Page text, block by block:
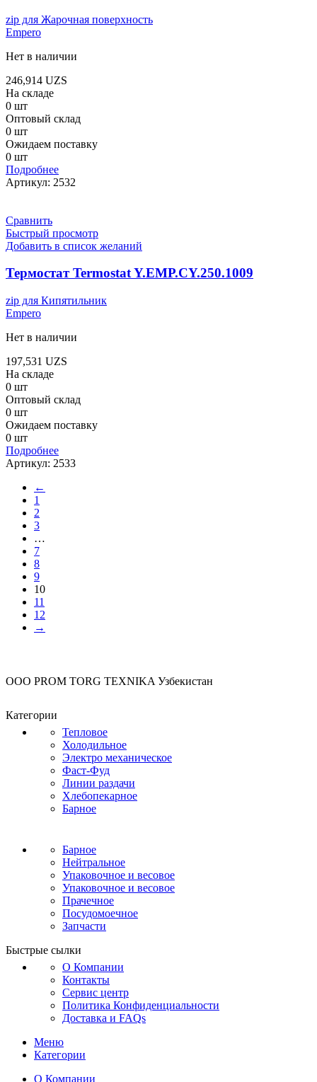
zip для Жарочная поверхность
Empero
Нет в наличии
246,914 UZS
На складе
0 шт
Оптовый склад
0 шт
Ожидаем поставку
0 шт
Подробнее
Артикул: 2532
Сравнить
Быстрый просмотр
Добавить в список желаний
Термостат Termostat Y.EMP.CY.250.1009
zip для Кипятильник
Empero
Нет в наличии
197,531 UZS
На складе
0 шт
Оптовый склад
0 шт
Ожидаем поставку
0 шт
Подробнее
Артикул: 2533
←
1
2
3
…
7
8
9
10
11
12
→
OOO PROM TORG TEXNIKA Узбекистан
Категории
Тепловое
Холодильное
Электро механическое
Фаст-Фуд
Линии раздачи
Хлебопекарное
Барное
Барное
Нейтральное
Упаковочное и весовое
Упаковочное и весовое
Прачечное
Посудомоечное
Запчасти
Быстрые сылки
О Компании
Контакты
Сервис центр
Политика Конфиденциальности
Доставка и FAQs
Меню
Категории
О Компании